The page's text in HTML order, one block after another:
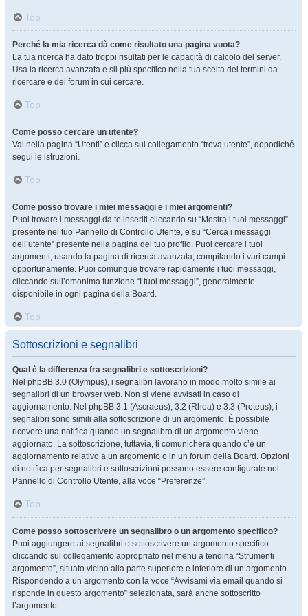
Top
Perché la mia ricerca dà come risultato una pagina vuota?
La tua ricerca ha dato troppi risultati per le capacità di calcolo del server.
Usa la ricerca avanzata e sii più specifico nella tua scelta dei termini da
ricercare e dei forum in cui cercare.
Top
Come posso cercare un utente?
Vai nella pagina “Utenti” e clicca sul collegamento “trova utente”, dopodiché
segui le istruzioni.
Top
Come posso trovare i miei messaggi e i miei argomenti?
Puoi trovare i messaggi da te inseriti cliccando su “Mostra i tuoi messaggi”
presente nel tuo Pannello di Controllo Utente, e su “Cerca i messaggi
dell’utente” presente nella pagina del tuo profilo. Puoi cercare i tuoi
argomenti, usando la pagina di ricerca avanzata, compilando i vari campi
opportunamente. Puoi comunque trovare rapidamente i tuoi messaggi,
cliccando sull’omonima funzione “I tuoi messaggi”, generalmente
disponibile in ogni pagina della Board.
Top
Sottoscrizioni e segnalibri
Qual è la differenza fra segnalibri e sottoscrizioni?
Nel phpBB 3.0 (Olympus), i segnalibri lavorano in modo molto simile ai
segnalibri di un browser web. Non si viene avvisati in caso di
aggiornamento. Nel phpBB 3.1 (Ascraeus), 3.2 (Rhea) e 3.3 (Proteus), i
segnalibri sono simili alla sottoscrizione di un argomento. È possibile
ricevere una notifica quando un segnalibro di un argomento viene
aggiornato. La sottoscrizione, tuttavia, ti comunicherà quando c’è un
aggiornamento relativo a un argomento o in un forum della Board. Opzioni
di notifica per segnalibri e sottoscrizioni possono essere configurate nel
Pannello di Controllo Utente, alla voce “Preferenze”.
Top
Come posso sottoscrivere un segnalibro o un argomento specifico?
Puoi aggiungere ai segnalibri o sottoscrivere un argomento specifico
cliccando sul collegamento appropriato nel menu a tendina “Strumenti
argomento”, situato vicino alla parte superiore e inferiore di un argomento.
Rispondendo a un argomento con la voce “Avvisami via email quando si
risponde in questo argomento” selezionata, sarà anche sottoscritto
l’argomento.